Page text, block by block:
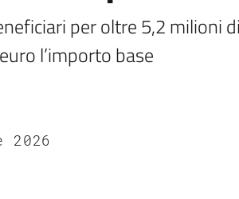
per oltre 5,2 milioni
l’importo base